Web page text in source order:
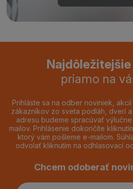
priamo na
Prihláste sa na odber noviniek,
zákazníkov zo sveta podláh, dverí
adresu budeme spracúvať
mailov. Prihlásenie dokončíte
ktorý vám pošleme e-mailom.
odvolať kliknutím na odhlasovací
Chcem odoberať